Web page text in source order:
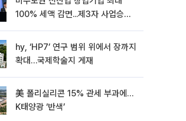
100% 세액 감면...제3자 사업승계
hy, ‘HP7’ 연구 범위 위에서 장까지
확대…국제학술지 게재
美 폴리실리콘 15% 관세 부과에…
K태양광 ‘반색’